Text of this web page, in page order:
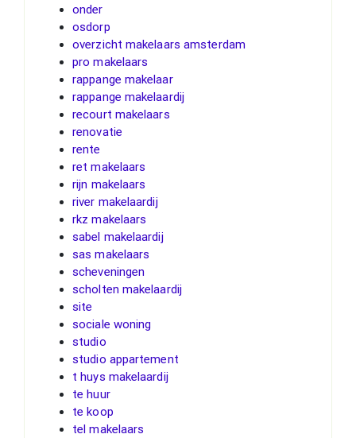
onder
osdorp
overzicht makelaars amsterdam
pro makelaars
rappange makelaar
rappange makelaardij
recourt makelaars
renovatie
rente
ret makelaars
rijn makelaars
river makelaardij
rkz makelaars
sabel makelaardij
sas makelaars
scheveningen
scholten makelaardij
site
sociale woning
studio
studio appartement
t huys makelaardij
te huur
te koop
tel makelaars